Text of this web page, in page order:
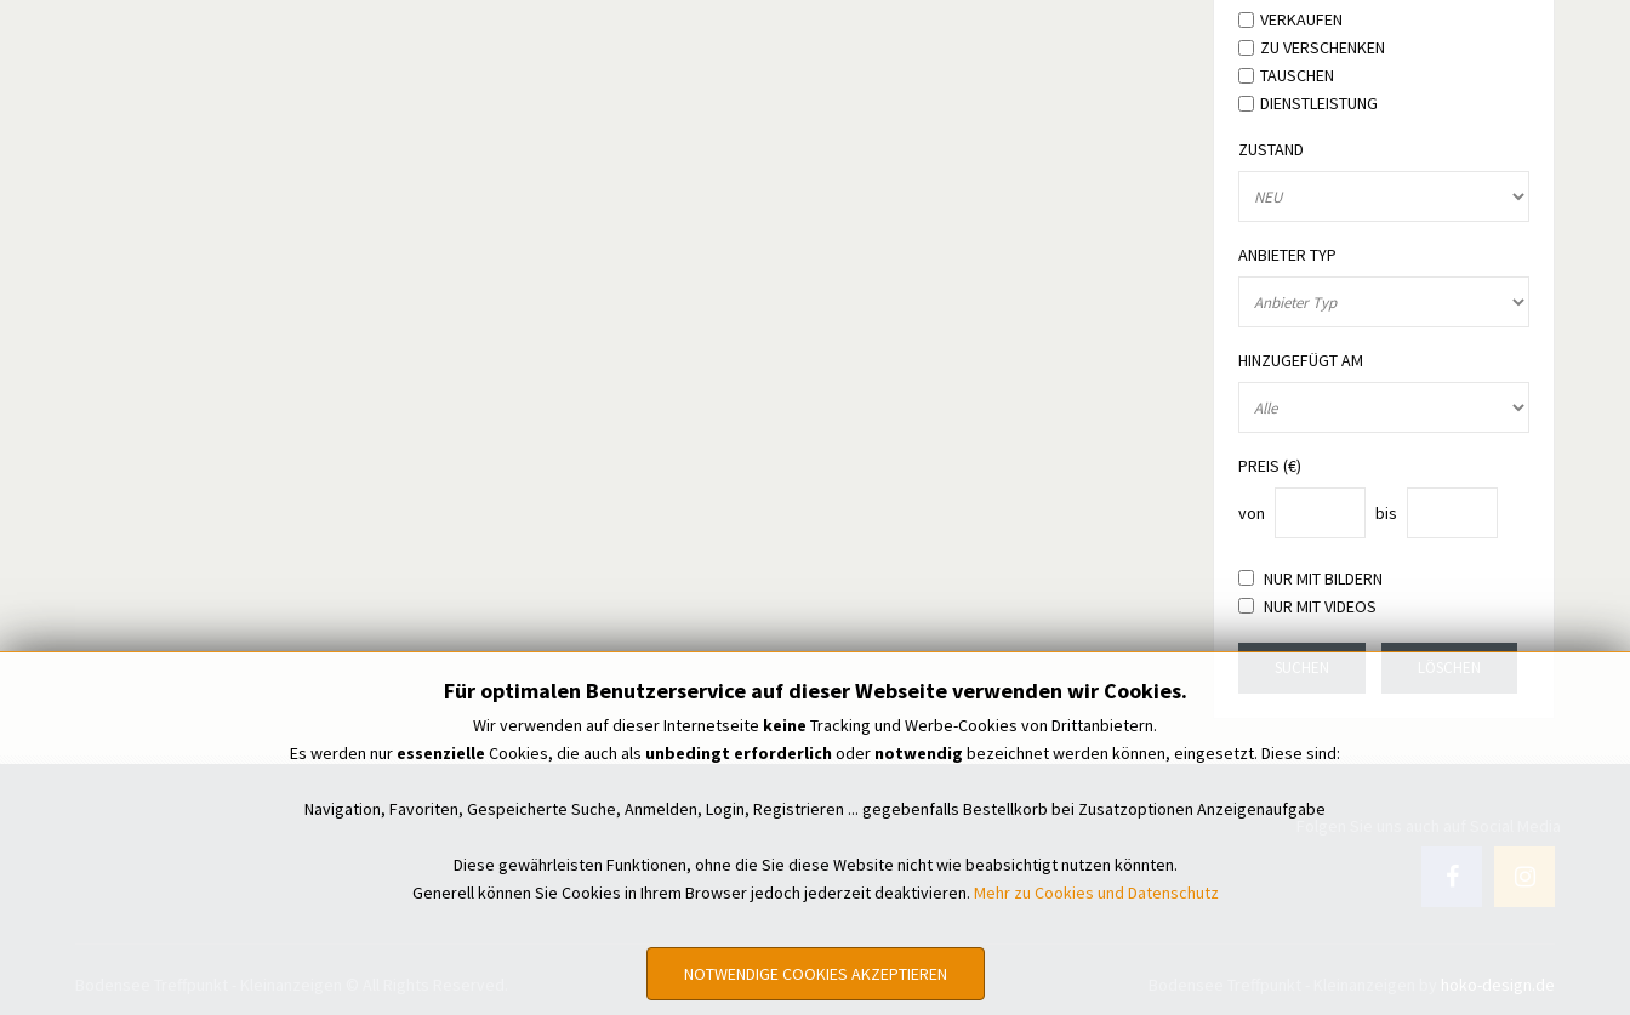
VERKAUFEN
ZU VERSCHENKEN
TAUSCHEN
DIENSTLEISTUNG
ZUSTAND
ANBIETER TYP
HINZUGEFÜGT AM
PREIS (€)
von bis
NUR MIT BILDERN
NUR MIT VIDEOS
Für optimalen Benutzerservice auf dieser Webseite verwenden wir Cookies.
Wir verwenden auf dieser Internetseite keine Tracking und Werbe-Cookies von Drittanbietern.
Es werden nur essenzielle Cookies, die auch als unbedingt erforderlichoder notwendig bezeichnet werden können, eingesetzt. Diese sind:
Navigation, Favoriten, Gespeicherte Suche, Anmelden, Login, Registrieren ... gegebenfalls Bestellkorb bei Zusatzoptionen Anzeigenaufgabe
Diese gewährleisten Funktionen, ohne die Sie diese Website nicht wie beabsichtigt nutzen könnten.
Generell können Sie Cookies in Ihrem Browser jedoch jederzeit deaktivieren. Mehr zu Cookies und Datenschutz
NOTWENDIGE COOKIES AKZEPTIEREN